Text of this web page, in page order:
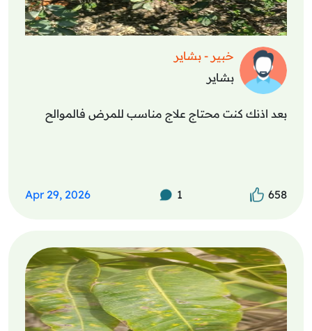
خبير - بشاير
بشاير
بعد اذنك كنت محتاج علاج مناسب للمرض فالموالح
658
1
Apr 29, 2026